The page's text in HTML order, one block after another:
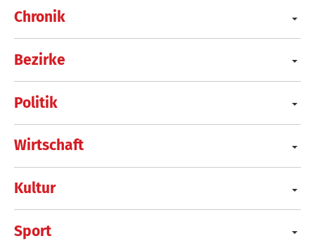
Chronik
Bezirke
Politik
Wirtschaft
Kultur
Sport